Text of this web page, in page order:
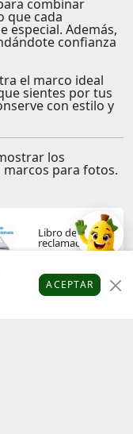
combinar
que cada
especial. Además,
confianza
el marco ideal
sientes por tus
con estilo y
los
para fotos.
Libro de
reclamaciones
ACEPTAR